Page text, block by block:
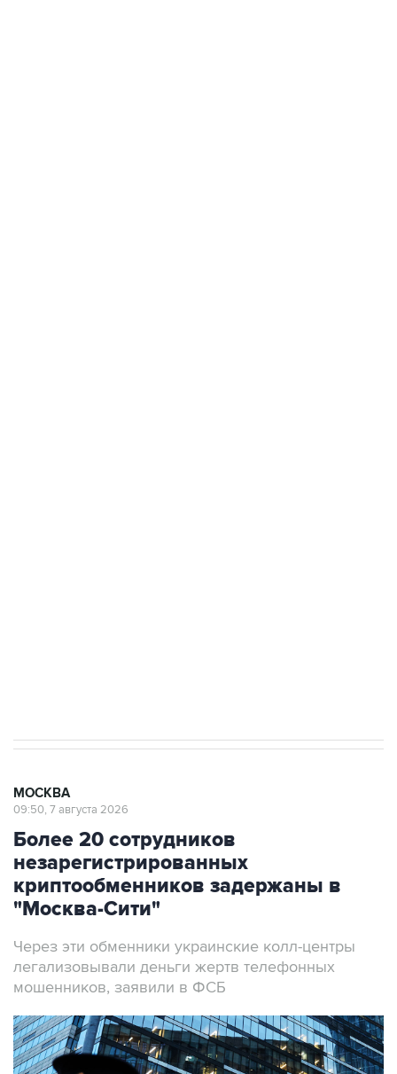
МОСКВА
09:50, 7 августа 2026
Более 20 сотрудников
незарегистрированных
криптообменников задержаны в
"Москва-Сити"
Через эти обменники украинские колл-центры
легализовывали деньги жертв телефонных
мошенников, заявили в ФСБ